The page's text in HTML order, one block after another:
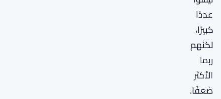
عددًا
كبيرًا،
لكنهم
ربما
الأكثر
ضعفًا.